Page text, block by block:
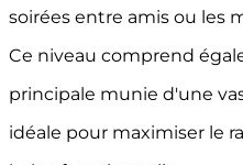
soirées entre amis ou les
Ce niveau comprend
principale munie d'une
idéale pour maximiser le